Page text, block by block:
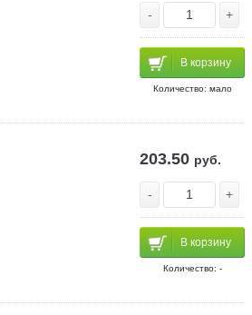
- +
В корзину
Количество: мало
203.50 руб.
- +
В корзину
Количество: -